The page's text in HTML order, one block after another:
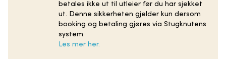
betales ikke ut til utleier før du har sjekket
ut. Denne sikkerheten gjelder kun dersom
booking og betaling gjøres via Stugknutens
system.
Les mer her.